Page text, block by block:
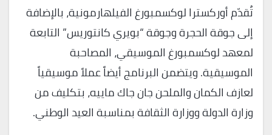
تُقدّم أوركسترا لوكسمبورغ الفيلهارمونية، بالإضافة
إلى جوقة الحجرة وجوقة “بويري كانتوريس” التابعة
لمعهد لوكسمبورغ الموسيقي، المصاحبة
الموسيقية. ويتضمن البرنامج أيضاً عملاً موسيقياً
لعازف الكمان والملحن جان جاك ماييه، بتكليف من
وزارة الدولة ووزارة الثقافة بمناسبة العيد الوطني.